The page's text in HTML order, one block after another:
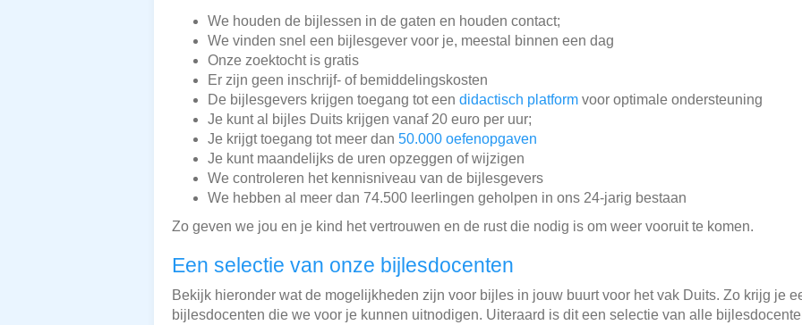
We houden de bijlessen in de gaten en houden contact;
We vinden snel een bijlesgever voor je, meestal binnen een dag
Onze zoektocht is gratis
Er zijn geen inschrijf- of bemiddelingskosten
De bijlesgevers krijgen toegang tot een didactisch platform voor optimale ondersteuning
Je kunt al bijles Duits krijgen vanaf 20 euro per uur;
Je krijgt toegang tot meer dan 50.000 oefenopgaven
Je kunt maandelijks de uren opzeggen of wijzigen
We controleren het kennisniveau van de bijlesgevers
We hebben al meer dan 74.500 leerlingen geholpen in ons 24-jarig bestaan
Zo geven we jou en je kind het vertrouwen en de rust die nodig is om weer vooruit te komen.
Een selectie van onze bijlesdocenten
Bekijk hieronder wat de mogelijkheden zijn voor bijles in jouw buurt voor het vak Duits. Zo krijg je
bijlesdocenten die we voor je kunnen uitnodigen. Uiteraard is dit een selectie van alle